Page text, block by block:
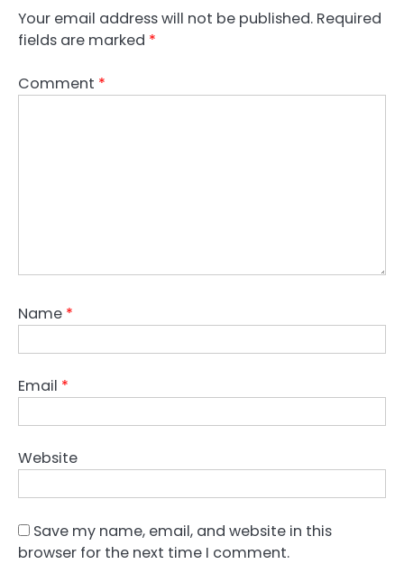
Your email address will not be published. Required
fields are marked *
Comment *
Name *
Email *
Website
Save my name, email, and website in this
browser for the next time I comment.